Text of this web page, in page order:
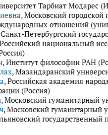
Тарбиат Модарес
, Московский городской
отношений
Санкт-Петербургский
национальный
, Институт философии РАН
, Мазандаранский
, Российская академия
(Россия)
, Московский гуманитарный
, Московский гуманитарный
государственный